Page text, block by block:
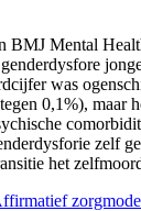
BMJ Mental
was
0,1%), maar
zelf
het